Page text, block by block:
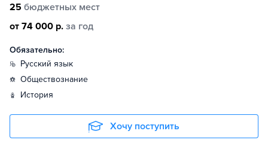
25 бюджетных мест
от 74 000 р. за год
Обязательно:
русский язык
обществознание
история
Хочу поступить